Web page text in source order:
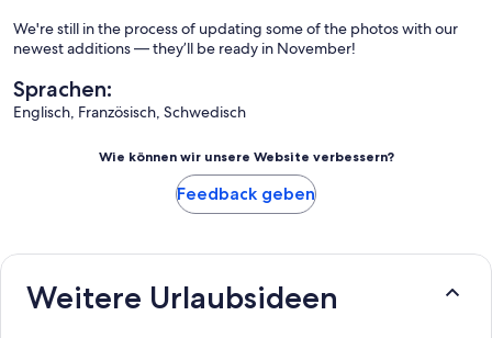
We're still in the process of updating some of the photos with our
newest additions — they’ll be ready in November!
Sprachen:
Englisch, Französisch, Schwedisch
Wie können wir unsere Website verbessern?
Feedback geben
Weitere Urlaubsideen